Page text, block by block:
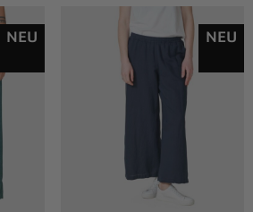
NEU NEU